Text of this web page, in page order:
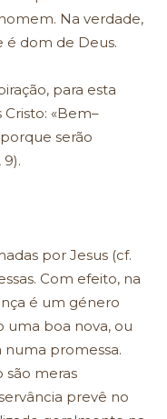
Na verdade,
é dom de Deus.
para esta
«Bem–
serão
por Jesus (cf.
Com efeito, na
é um género
uma boa nova, ou
promessa.
são meras
prevê no